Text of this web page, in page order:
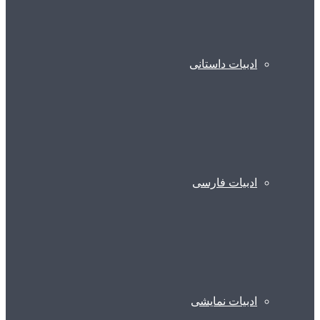
ادبیات داستانی
ادبیات فارسی
ادبیات نمایشی